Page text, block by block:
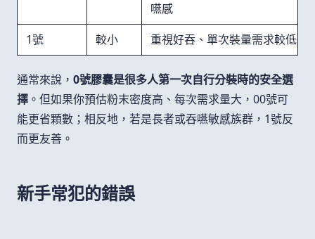
嚥感
1號
較小 重視好吞、單次裝量需求較低
通常來說， 0號膠囊是很多人第一次自行分裝時的安全選
擇 。但如果你預估粉末密度高、每次需求量大，00號可
能更省顆數；相反地，若是長者或吞嚥敏感族群，1號反
而更友善。
新手常犯的錯誤